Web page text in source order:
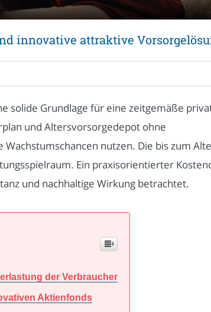
innovative attraktive
solide Grundlage für eine zeitgemäße
und Altersvorsorgedepot ohne
nutzen. Die bis zum
Ein praxisorientierter
und nachhaltige Wirkung betrachtet.
der Verbraucher
Aktienfonds